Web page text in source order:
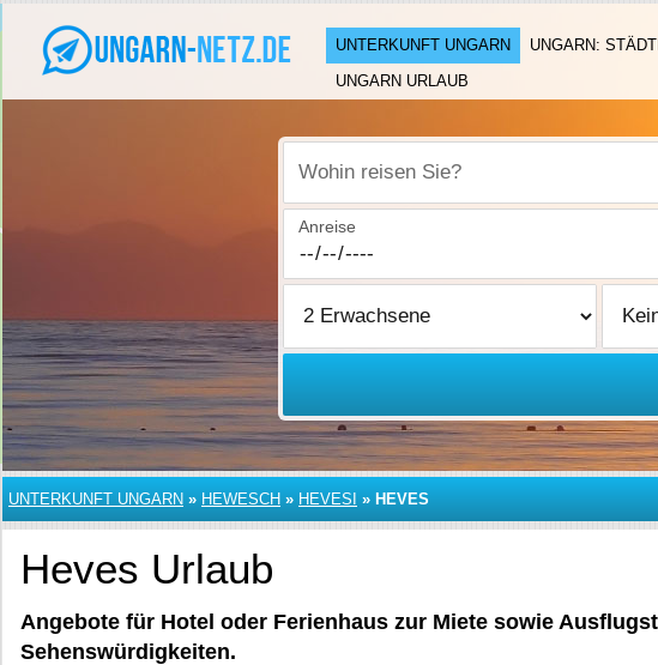
UNTERKUNFT UNGARN UNGARN:
UNGARN URLAUB
Wohin reisen Sie?
Anreise
UNTERKUNFT UNGARN » HEWESCH » HEVESI » HEVES
Heves Urlaub
Angebote für Hotel oder Ferienhaus zur Miete sowie
Sehenswürdigkeiten.